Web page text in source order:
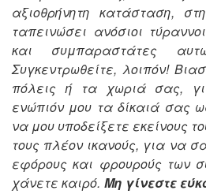
αξιοθρήνητη κατάσταση,
ταπεινώσει ανόσιοι
και συμπαραστάτες
Συγκεντρωθείτε, λοιπόν!
πόλεις ή τα χωριά σας,
ενώπιόν μου τα δίκαιά σας
να μου υποδείξετε εκείνους
τους πλέον ικανούς, για να
εφόρους και φρουρούς των
χάνετε καιρό. Μη γίνεστε